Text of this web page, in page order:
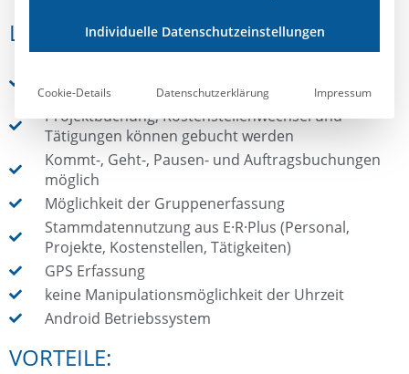
LEISTUNGSMERKMALE:
Betriebsdatenerfassung
Projektbuchung, Kostenstellenwechsel und
Tätigungen können gebucht werden
Kommt-, Geht-, Pausen- und Auftragsbuchungen
möglich
Möglichkeit der Gruppenerfassung
Stammdatennutzung aus E·R·Plus (Personal,
Projekte, Kostenstellen, Tätigkeiten)
GPS Erfassung
keine Manipulationsmöglichkeit der Uhrzeit
Android Betriebssystem
VORTEILE:
Individuelle Datenschutzeinstellungen
Cookie-Details Datenschutzerklärung Impressum